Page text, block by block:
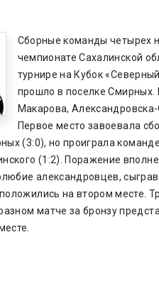
Сборные команды четырех
чемпионате Сахалинской
турнире на Кубок
прошло в поселке Смирных.
Макарова,
Первое место завоевала
(3:0), но проиграла
(1:2). Поражение
александровцев,
на втором месте.
матче за бронзу